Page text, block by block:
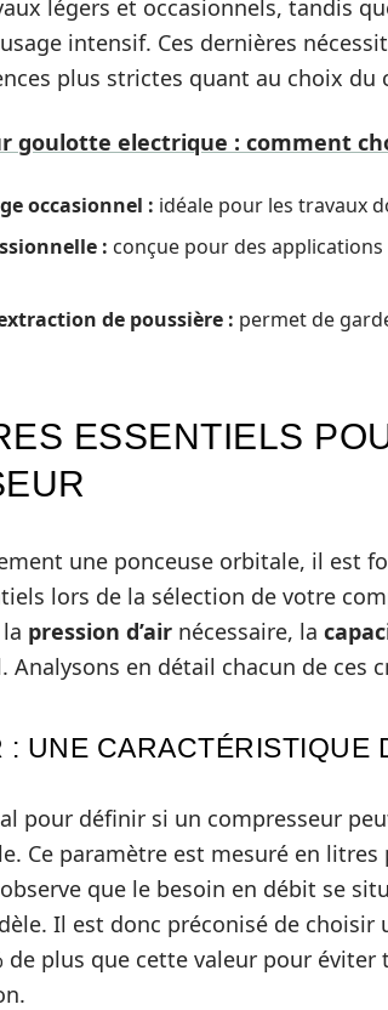
légers et occasionnels, tandis
intensif. Ces dernières
plus strictes quant au choix du
goulotte electrique : comment
occasionnel : idéale pour les travaux
: conçue pour des
de poussière : permet de
ESSENTIELS
une ponceuse orbitale, il est
lors de la sélection de votre
pression d’air nécessaire, la
Analysons en détail chacun de ces
: UNE CARACTÉRISTIQUE
pour définir si un compresseur
Ce paramètre est mesuré en
que le besoin en débit se
Il est donc préconisé de choisir
de plus que cette valeur pour